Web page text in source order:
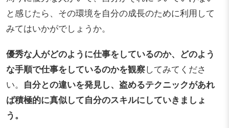
と感じたら、その環境を自分の成長のために利用して
みてはいかがでしょうか。
優秀な人がどのように仕事をしているのか、どのよう
な手順で仕事をしているのかを観察してみてくださ
い。 自分との違いを発見し、盗めるテクニックがあれ
ば積極的に真似して自分のスキルにしていきましょ
う。